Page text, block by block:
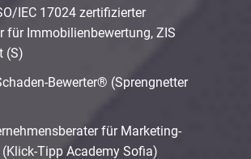
IEC 17024 zertifizierter
für Immobilienbewertung, ZIS
(S)
Bewerter® (Sprengnetter
für Marketing-
Tipp Academy Sofia)